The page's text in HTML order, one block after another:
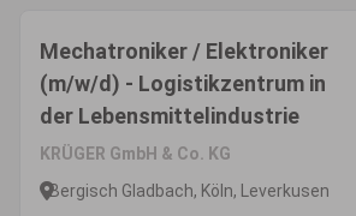
Mechatroniker / Elektroniker
(m/w/d) - Logistikzentrum in
der Lebensmittelindustrie
KRÜGER GmbH & Co. KG
Bergisch Gladbach, Köln, Leverkusen